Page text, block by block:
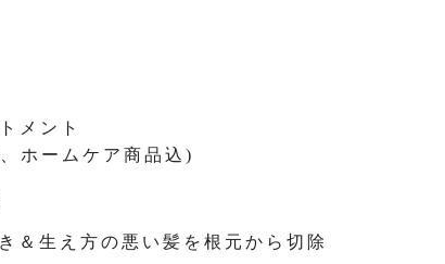
メント
ホームケア商品込)
＆生え方の悪い髪を根元から切除